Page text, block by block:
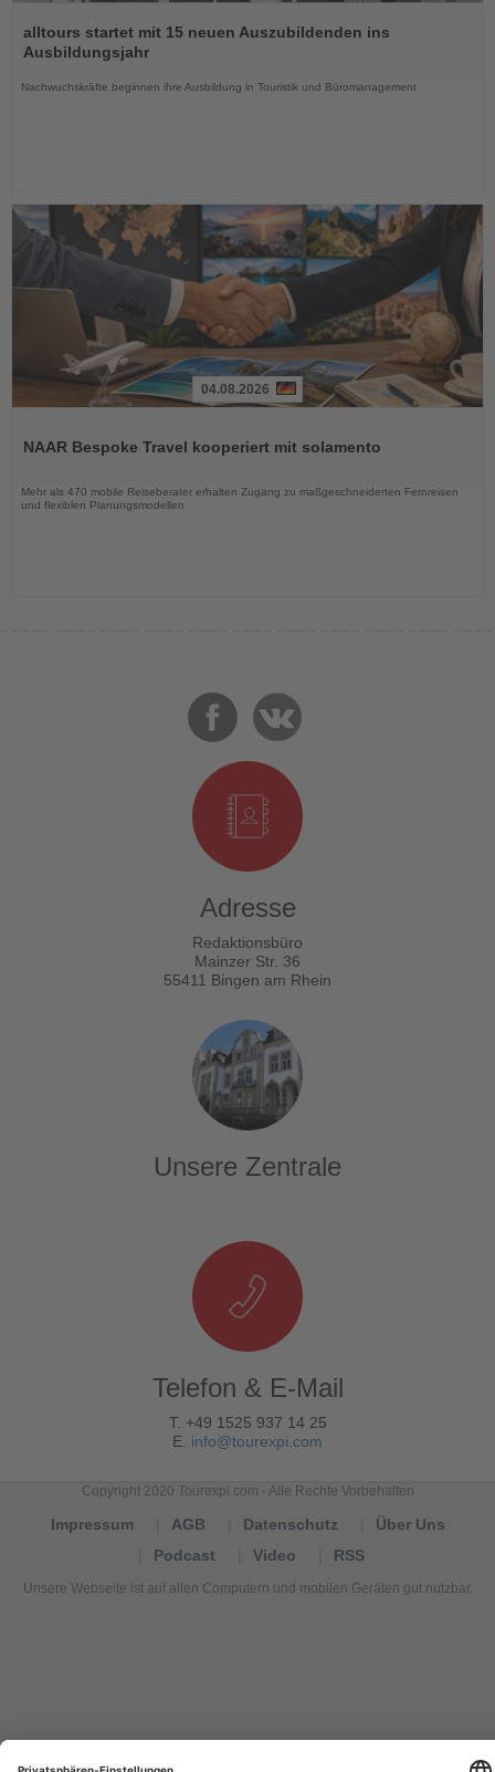
Sie
die
alltours startet mit 15 neuen Auszubildenden ins
Ausbildungsjahr
Nachwuchskräfte beginnen ihre Ausbildung in Touristik und Büromanagement
die
04.08.2026
NAAR Bespoke Travel kooperiert mit solamento
Mehr als 470 mobile Reiseberater erhalten Zugang zu maßgeschneiderten Fernreisen
und flexiblen Planungsmodellen
Adresse
Redaktionsbüro
Mainzer Str. 36
55411 Bingen am Rhein
Unsere Zentrale
Telefon & E-Mail
T. +49 1525 937 14 25
E. info@tourexpi.com
Copyright 2020 Tourexpi.com - Alle Rechte Vorbehalten
Impressum AGB Datenschutz
Über Uns
Podcast
Video RSS
Unsere Webseite ist auf allen Computern und mobilen Geräten gut nutzbar.
noticias
de